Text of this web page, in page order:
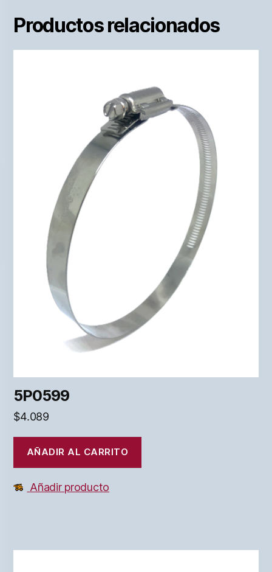
Productos relacionados
5P0599
$4.089
AÑADIR AL CARRITO
Añadir producto